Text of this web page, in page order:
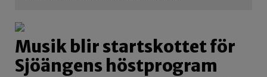
Musik blir startskottet för
Sjöängens höstprogram